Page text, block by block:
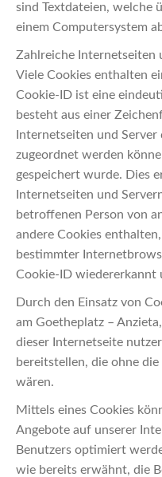
sind Textdateien, welche
einem Computersystem
Zahlreiche Internetseiten
Viele Cookies enthalten
Cookie-ID ist eine
besteht aus einer
Internetseiten und
zugeordnet werden
gespeichert wurde. Dies
Internetseiten und
betroffenen Person von
andere Cookies
bestimmter
Cookie-ID wiedererkannt
Durch den Einsatz von
am Goetheplatz –
dieser Internetseite
bereitstellen, die ohne
wären.
Mittels eines Cookies
Angebote auf unserer
Benutzers optimiert
wie bereits erwähnt, die